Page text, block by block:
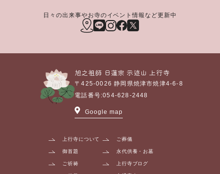
日々の出来事やお寺のイベント情報など更新中
旭之祖師 日蓮宗示迹山上行寺
〒425-0026静岡県焼津市焼津4-6-8
電話番号:054-628-2448
Google map
上行寺について ご葬儀
御首題 永代供養・お墓
ご祈祷 上行寺ブログ